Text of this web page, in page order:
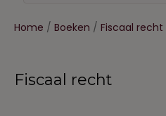
Home / Boeken / Fiscaal recht
Fiscaal recht